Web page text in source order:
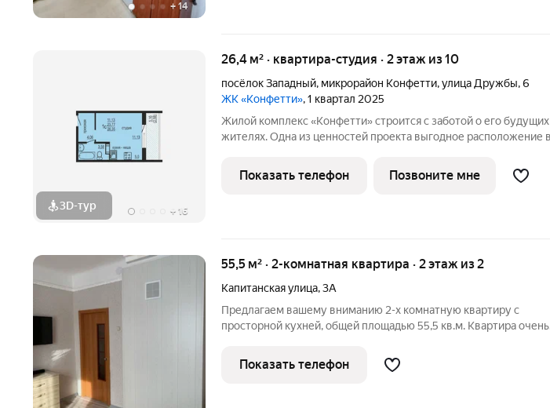
+14
3D-тур + 16
26,4 м² · квартира-студия · 2 этаж из 10
посёлок Западный, микрорайон Конфетти,улица Дружбы,6
ЖК «Конфетти», 1 квартал 2025
Жилой комплекс «Конфетти» строится с заботой о его будущих
жителях. Одна из ценностей проекта выгодное расположение в
лесопарковой зоной, в 20 минутах езды от центра Челябинска в
западном
Показать телефон Позвоните мне
55,5 м² · 2-комнатная квартира · 2 этаж из 2
Капитанская улица,3А
Предлагаем вашему вниманию 2-х комнатную квартиру с
просторной кухней, общей площадью 55,5 кв.м. Квартира очень
ремонт во всех комнатах , натяжные потолки, новый кухонный
гарнитур и мебель
Показать телефон